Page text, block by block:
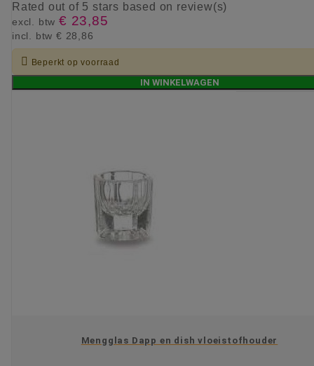
Rated out of 5 stars based on review(s)
excl. btw € 23,85
incl. btw € 28,86
 Beperkt op voorraad
IN WINKELWAGEN
Mengglas Dapp en dish vloeistofhouder